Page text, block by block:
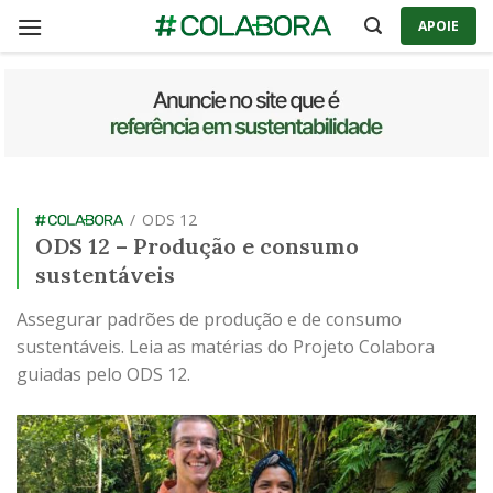
APOIE
/ ODS 12
ODS 12 – Produção e consumo
sustentáveis
Assegurar padrões de produção e de consumo
sustentáveis. Leia as matérias do Projeto Colabora
guiadas pelo ODS 12.